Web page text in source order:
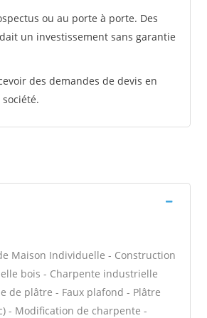
ou au porte à porte. Des
un investissement sans garantie
des demandes de devis en
Maison Individuelle - Construction
bois - Charpente industrielle
de plâtre - Faux plafond - Plâtre
- Modification de charpente -